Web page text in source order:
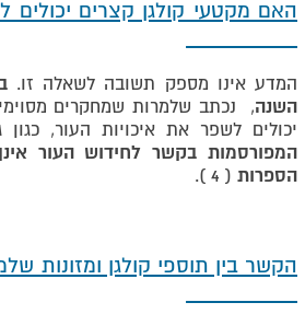
האם מקטעי קולגן קצרים יכולים
המדע אינו מספק תשובה לשאלה זו.
השנה, נכתב שלמרות שמחקרים
יכולים לשפר את איכויות העור,
המפורסמות בקשר לחידוש העור
הספרות( 4 ).
הקשר בין תוספי קולגן